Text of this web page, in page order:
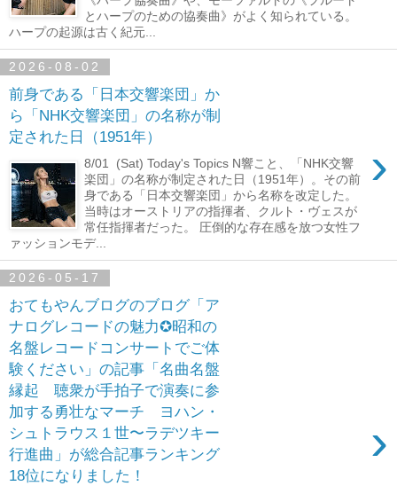
とハープのための協奏曲》がよく知られている。
ハープの起源は古く紀元...
2026-08-02
前身である「日本交響楽団」か
ら「NHK交響楽団」の名称が制
定された日（1951年）
›
8/01 (Sat) Today's Topics N響こと、「NHK交響
楽団」の名称が制定された日（1951年）。その前
身である「日本交響楽団」から名称を改定した。
当時はオーストリアの指揮者、クルト・ヴェスが
常任指揮者だった。 圧倒的な存在感を放つ女性フ
ァッションモデ...
2026-05-17
おてもやんブログのブログ「ア
ナログレコードの魅力✪昭和の
名盤レコードコンサートでご体
験ください」の記事「名曲名盤
縁起 聴衆が手拍子で演奏に参
加する勇壮なマーチ ヨハン・
シュトラウス１世〜ラデツキー
行進曲」が総合記事ランキング
18位になりました！
›